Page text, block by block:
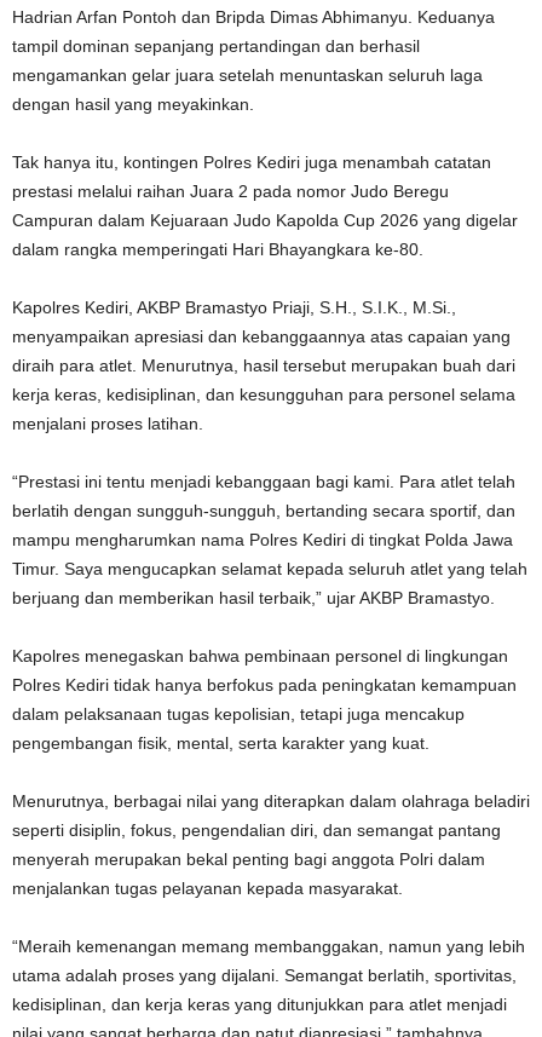
Hadrian Arfan Pontoh dan Bripda Dimas Abhimanyu. Keduanya
tampil dominan sepanjang pertandingan dan berhasil
mengamankan gelar juara setelah menuntaskan seluruh laga
dengan hasil yang meyakinkan.
Tak hanya itu, kontingen Polres Kediri juga menambah catatan
prestasi melalui raihan Juara 2 pada nomor Judo Beregu
Campuran dalam Kejuaraan Judo Kapolda Cup 2026 yang digelar
dalam rangka memperingati Hari Bhayangkara ke-80.
Kapolres Kediri, AKBP Bramastyo Priaji, S.H., S.I.K., M.Si.,
menyampaikan apresiasi dan kebanggaannya atas capaian yang
diraih para atlet. Menurutnya, hasil tersebut merupakan buah dari
kerja keras, kedisiplinan, dan kesungguhan para personel selama
menjalani proses latihan.
“Prestasi ini tentu menjadi kebanggaan bagi kami. Para atlet telah
berlatih dengan sungguh-sungguh, bertanding secara sportif, dan
mampu mengharumkan nama Polres Kediri di tingkat Polda Jawa
Timur. Saya mengucapkan selamat kepada seluruh atlet yang telah
berjuang dan memberikan hasil terbaik,” ujar AKBP Bramastyo.
Kapolres menegaskan bahwa pembinaan personel di lingkungan
Polres Kediri tidak hanya berfokus pada peningkatan kemampuan
dalam pelaksanaan tugas kepolisian, tetapi juga mencakup
pengembangan fisik, mental, serta karakter yang kuat.
Menurutnya, berbagai nilai yang diterapkan dalam olahraga beladiri
seperti disiplin, fokus, pengendalian diri, dan semangat pantang
menyerah merupakan bekal penting bagi anggota Polri dalam
menjalankan tugas pelayanan kepada masyarakat.
“Meraih kemenangan memang membanggakan, namun yang lebih
utama adalah proses yang dijalani. Semangat berlatih, sportivitas,
kedisiplinan, dan kerja keras yang ditunjukkan para atlet menjadi